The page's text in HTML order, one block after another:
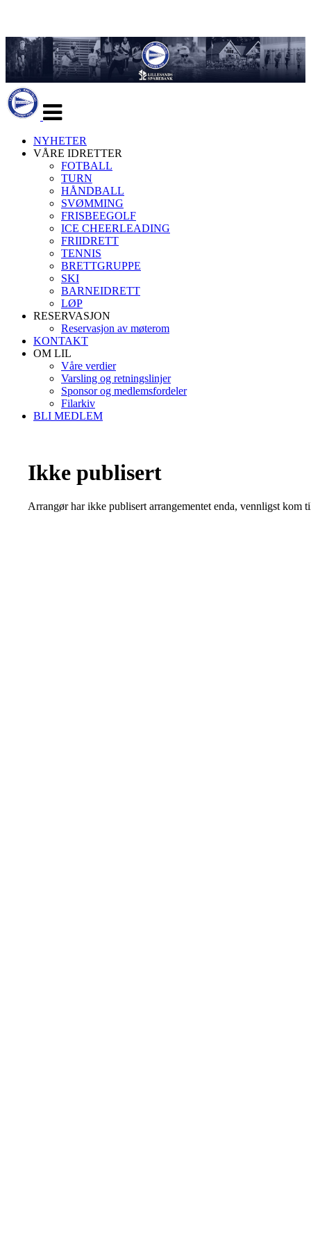
navigasjon
NYHETER
VÅRE IDRETTER
FOTBALL
TURN
HÅNDBALL
SVØMMING
FRISBEEGOLF
ICE CHEERLEADING
FRIIDRETT
TENNIS
BRETTGRUPPE
SKI
BARNEIDRETT
LØP
RESERVASJON
Reservasjon av møterom
KONTAKT
OM LIL
Våre verdier
Varsling og retningslinjer
Sponsor og medlemsfordeler
Filarkiv
BLI MEDLEM
Ikke publisert
Arrangør har ikke publisert arrangementet enda, vennligst kom